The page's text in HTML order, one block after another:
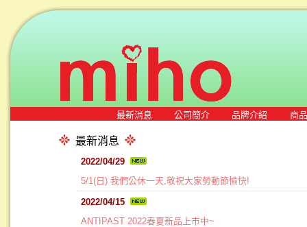
最新消息 公司簡介 品牌介紹 商
最新消息
2022/04/29
5/1(日) 我們公休一天,敬祝大家勞動節愉快!
2022/04/15
ANTIPAST 2022春夏新品上市中~